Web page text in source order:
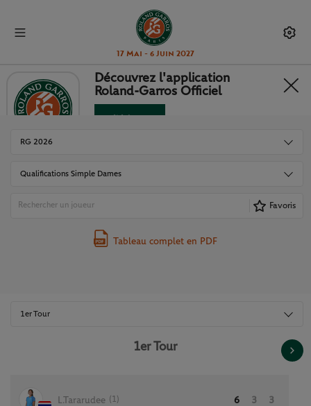
17 Mai - 6 Juin 2027
TABLEAUX ET RÉSULTATS
RG 2026
Qualifications Simple Dames
Favoris
Tableau complet en PDF
1er Tour
1er Tour
L.Tararudee (1) 6 3 3
Découvrez l'application
Roland-Garros Officiel